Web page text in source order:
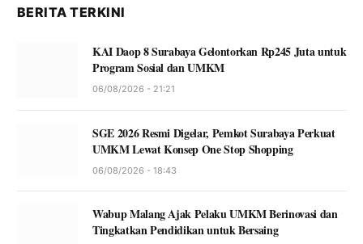
BERITA TERKINI
KAI Daop 8 Surabaya Gelontorkan Rp245 Juta untuk
Program Sosial dan UMKM
06/08/2026 - 21:21
SGE 2026 Resmi Digelar, Pemkot Surabaya Perkuat
UMKM Lewat Konsep One Stop Shopping
06/08/2026 - 18:43
Wabup Malang Ajak Pelaku UMKM Berinovasi dan
Tingkatkan Pendidikan untuk Bersaing